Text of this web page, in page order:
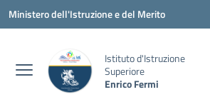
Vai ai contenuti
Vai al menu di navigazione
Vai al footer
Ministero dell'Istruzione e del Merito
Istituto d'Istruzione
Superiore
Enrico Fermi